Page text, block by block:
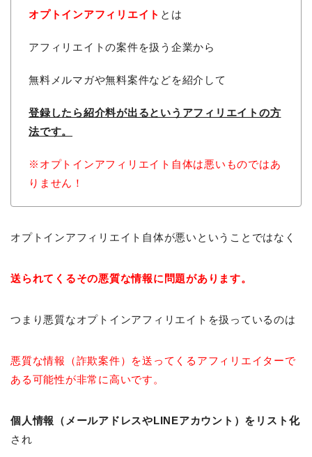
オプトインアフィリエイト とは
アフィリエイトの案件を扱う企業から
無料メルマガや無料案件などを紹介して
登録したら紹介料が出るという アフィリエイトの方
法です。
※オプトインアフィリエイト自体は悪いものではあ
りません！
オプトインアフィリエイト自体が悪いということではなく
送られてくるその悪質な情報に問題があります。
つまり悪質なオプトインアフィリエイトを扱っているのは
悪質な情報（詐欺案件）を送ってくるアフィリエイターで
ある可能性が非常に高いです。
個人情報（メールアドレスやLINEアカウント）をリスト化
され